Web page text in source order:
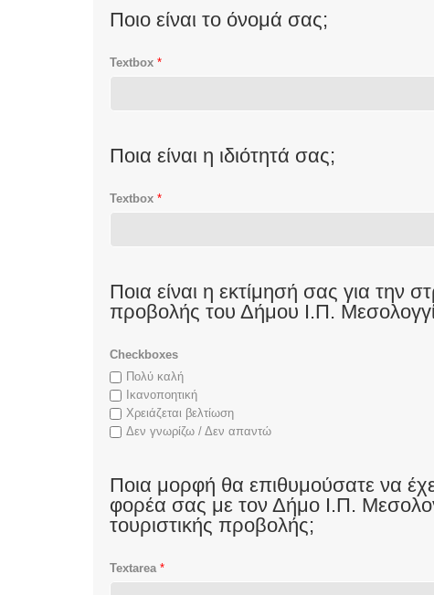
Ποιο είναι το όνομά σας;
Textbox *
Ποια είναι η ιδιότητά σας;
Textbox *
Ποια είναι η εκτίμησή σας για την
προβολής του Δήμου Ι.Π.
Checkboxes
Πολύ καλή
Ικανοποητική
Χρειάζεται βελτίωση
Δεν γνωρίζω / Δεν απαντώ
Ποια μορφή θα επιθυμούσατε να
φορέα σας με τον Δήμο Ι.Π.
τουριστικής προβολής;
Textarea *